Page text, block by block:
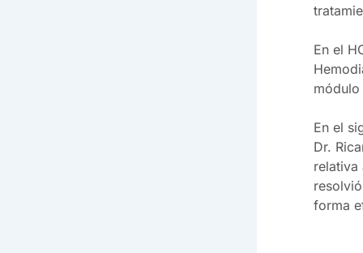
En el
En el
Dr.
relativa
forma